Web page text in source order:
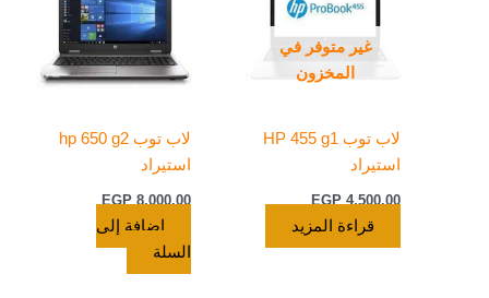
غير متوفر في
المخزون
لاب توب HP 455 g1
استيراد
EGP4.500,00
قراءة المزيد
لاب توب hp 650 g2
استيراد
EGP8.000,00
إضافة إلى
السلة